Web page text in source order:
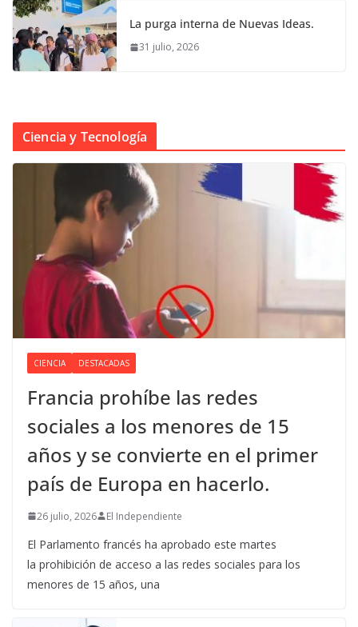
La purga interna de Nuevas Ideas.
31 julio, 2026
Ciencia y Tecnología
CIENCIA DESTACADAS
Francia prohíbe las redes
sociales a los menores de 15
años y se convierte en el primer
país de Europa en hacerlo.
26 julio, 2026 El Independiente
El Parlamento francés ha aprobado este martes
la prohibición de acceso a las redes sociales para los
menores de 15 años, una